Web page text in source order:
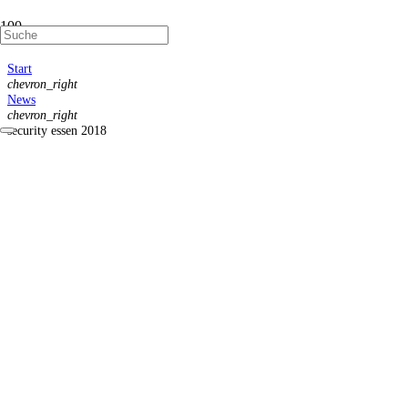
Start
chevron_right
News
chevron_right
security essen 2018